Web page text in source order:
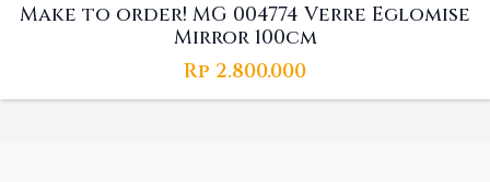
Make to order! MG 004774 Verre Eglomise
Mirror 100cm
Rp 2.800.000